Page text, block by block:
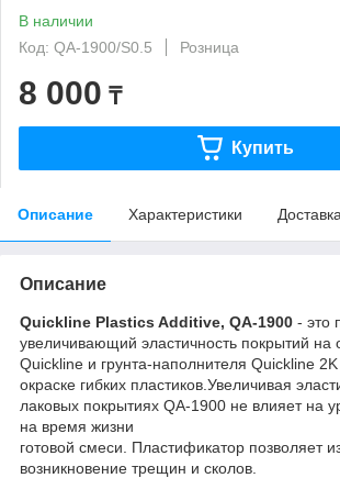
В наличии
Код: QA-1900/S0.5
Розница
8 000 ₸
Купить
Описание Характеристики Доставка
Описание
Quickline Plastics Additive, QA-1900 - это
увеличивающий эластичность покрытий на
Quickline и грунта-наполнителя Quickline
окраске гибких пластиков.Увеличивая
лаковых покрытиях QA-1900 не влияет на
на время жизни
готовой смеси. Пластификатор позволяет
возникновение трещин и сколов.